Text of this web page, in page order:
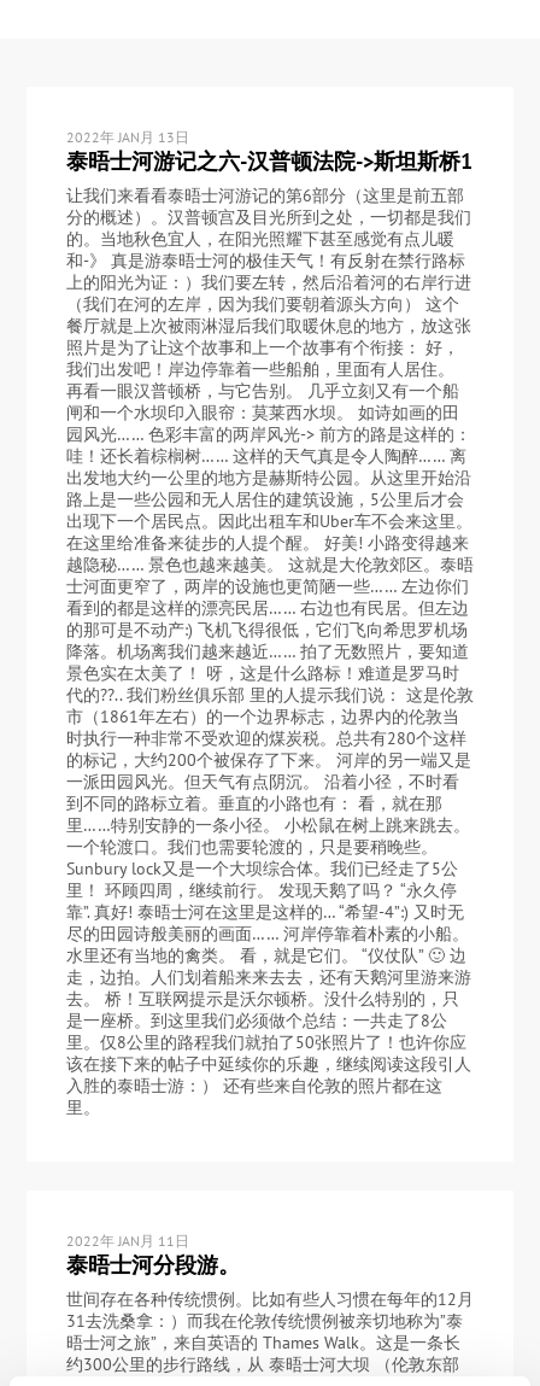
2022年 JAN月 13日
泰晤士河游记之六-汉普顿法院->斯坦斯桥1
让我们来看看泰晤士河游记的第6部分（这里是前五部
分的概述）。汉普顿宫及目光所到之处，一切都是我们
的。当地秋色宜人，在阳光照耀下甚至感觉有点儿暖
和-》 真是游泰晤士河的极佳天气！有反射在禁行路标
上的阳光为证：）我们要左转，然后沿着河的右岸行进
（我们在河的左岸，因为我们要朝着源头方向） 这个
餐厅就是上次被雨淋湿后我们取暖休息的地方，放这张
照片是为了让这个故事和上一个故事有个衔接： 好，
我们出发吧！岸边停靠着一些船舶，里面有人居住。
再看一眼汉普顿桥，与它告别。 几乎立刻又有一个船
闸和一个水坝印入眼帘：莫莱西水坝。 如诗如画的田
园风光…… 色彩丰富的两岸风光-> 前方的路是这样的：
哇！还长着棕榈树…… 这样的天气真是令人陶醉…… 离
出发地大约一公里的地方是赫斯特公园。从这里开始沿
路上是一些公园和无人居住的建筑设施，5公里后才会
出现下一个居民点。因此出租车和Uber车不会来这里。
在这里给准备来徒步的人提个醒。 好美! 小路变得越来
越隐秘…… 景色也越来越美。 这就是大伦敦郊区。泰晤
士河面更窄了，两岸的设施也更简陋一些…… 左边你们
看到的都是这样的漂亮民居…… 右边也有民居。但左边
的那可是不动产:) 飞机飞得很低，它们飞向希思罗机场
降落。机场离我们越来越近…… 拍了无数照片，要知道
景色实在太美了！ 呀，这是什么路标！难道是罗马时
代的??.. 我们粉丝俱乐部 里的人提示我们说： 这是伦敦
市（1861年左右）的一个边界标志，边界内的伦敦当
时执行一种非常不受欢迎的煤炭税。总共有280个这样
的标记，大约200个被保存了下来。 河岸的另一端又是
一派田园风光。但天气有点阴沉。 沿着小径，不时看
到不同的路标立着。垂直的小路也有： 看，就在那
里……特别安静的一条小径。 小松鼠在树上跳来跳去。
一个轮渡口。我们也需要轮渡的，只是要稍晚些。
Sunbury lock又是一个大坝综合体。我们已经走了5公
里！ 环顾四周，继续前行。 发现天鹅了吗？ “永久停
靠”. 真好! 泰晤士河在这里是这样的… “希望-4”:) 又时无
尽的田园诗般美丽的画面…… 河岸停靠着朴素的小船。
水里还有当地的禽类。 看，就是它们。 “仪仗队” 🙂 边
走，边拍。人们划着船来来去去，还有天鹅河里游来游
去。 桥！互联网提示是沃尔顿桥。没什么特别的，只
是一座桥。到这里我们必须做个总结：一共走了8公
里。仅8公里的路程我们就拍了50张照片了！也许你应
该在接下来的帖子中延续你的乐趣，继续阅读这段引人
入胜的泰晤士游：） 还有些来自伦敦的照片都在这
里。
2022年 JAN月 11日
泰晤士河分段游。
世间存在各种传统惯例。比如有些人习惯在每年的12月
31去洗桑拿：）而我在伦敦传统惯例被亲切地称为”泰
晤士河之旅”，来自英语的 Thames Walk。这是一条长
约300公里的步行路线，从 泰晤士河大坝 （伦敦东部